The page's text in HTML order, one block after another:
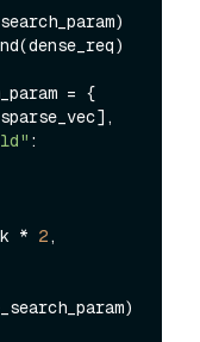
* 2,